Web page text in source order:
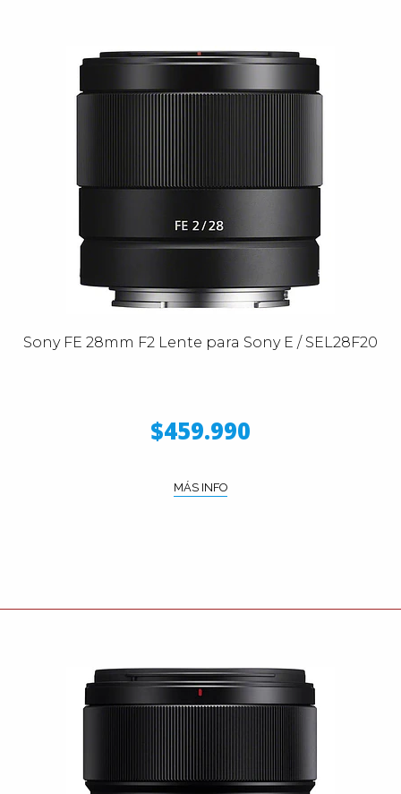
Sony FE 28mm F2 Lente para Sony E / SEL28F20
$459.990
MÁS INFO